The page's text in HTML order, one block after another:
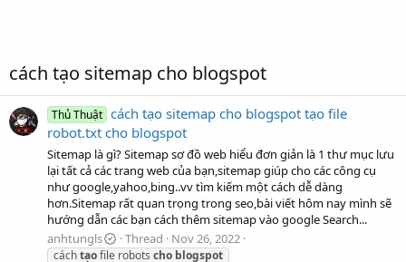
cách tạo sitemap cho blogspot
Thủ Thuật cách tạo sitemap cho blogspot tạo file
robot.txt cho blogspot
Sitemap là gì? Sitemap sơ đồ web hiểu đơn giản là 1 thư mục lưu
lại tất cả các trang web của bạn,sitemap giúp cho các công cụ
như google,yahoo,bing..vv tìm kiếm một cách dễ dàng
hơn.Sitemap rất quan trọng trong seo,bài viết hôm nay mình sẽ
hướng dẫn các bạn cách thêm sitemap vào google Search...
anhtungls
Thread Nov 26, 2022
cáchtạofile robots cho blogspot